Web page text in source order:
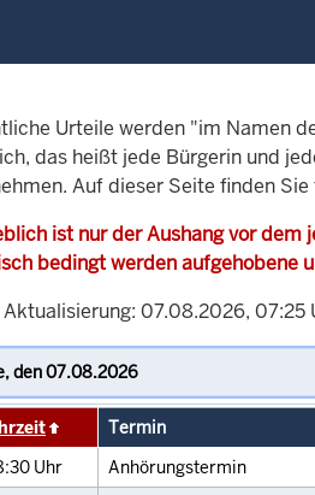
Urteile werden "im Namen
das heißt jede Bürgerin und
Auf dieser Seite finden
ist nur der Aushang vor dem
bedingt werden aufgehobene
07.08.2026, 07:25
Termin
Uhr Anhörungstermin